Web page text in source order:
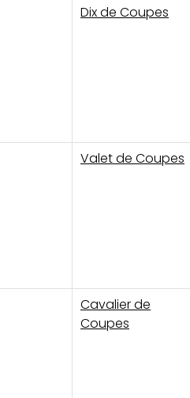
Dix de Coupes
Valet de Coupes
Cavalier de
Coupes